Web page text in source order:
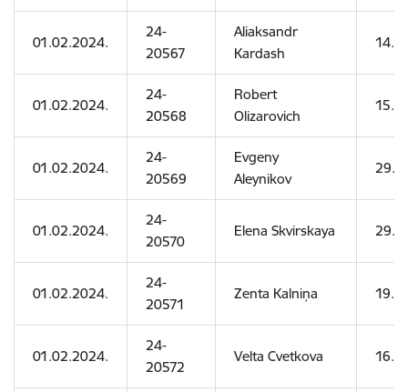
01.02.2024.
24-
20567
Aliaksandr
Kardash
01.02.2024.
24-
20568
Robert
Olizarovich
01.02.2024.
24-
20569
Evgeny
Aleynikov
01.02.2024.
24-
20570
Elena Skvirskaya
01.02.2024.
24-
20571
Zenta Kalniņa
01.02.2024.
24-
20572
Velta Cvetkova